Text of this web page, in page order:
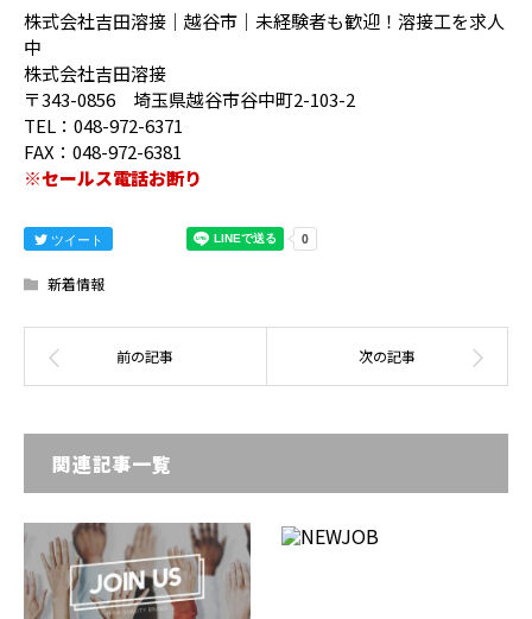
株式会社吉田溶接｜越谷市｜未経験者も歓迎！溶接工を求人
中
株式会社吉田溶接
〒343-0856 埼玉県越谷市谷中町2-103-2
TEL：048-972-6371
FAX：048-972-6381
※セールス電話お断り
ツイート
新着情報
関連記事一覧